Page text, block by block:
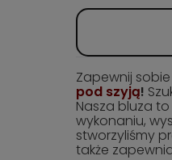
Zapewnij
pod szyją!
Nasza bluza
wykonaniu,
stworzyliśmy
także